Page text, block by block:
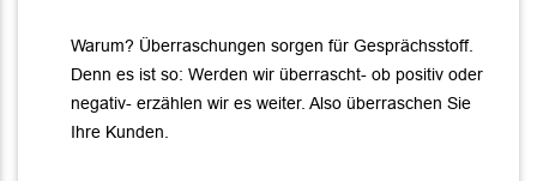
Warum? Überraschungen sorgen für Gesprächsstoff.
Denn es ist so: Werden wir überrascht- ob positiv oder
negativ- erzählen wir es weiter. Also überraschen Sie
Ihre Kunden.